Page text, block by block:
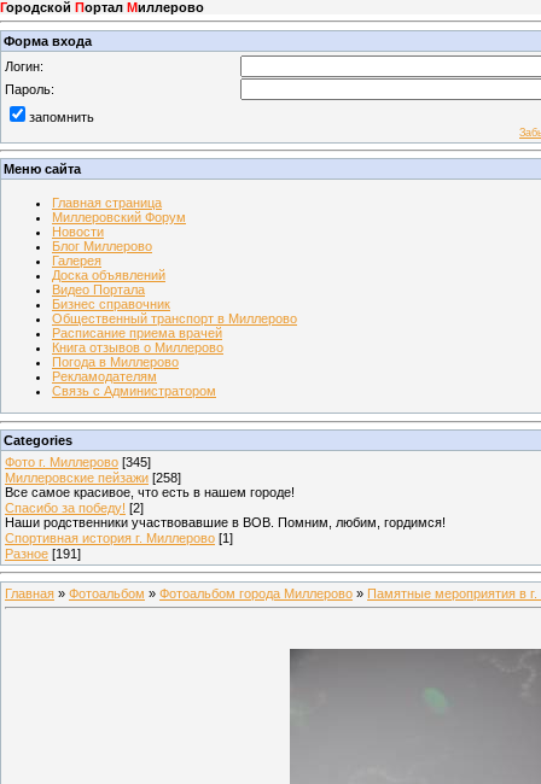
Городской Портал Миллерово
Форма входа
Логин:
Пароль:
запомнить
Меню сайта
Главная страница
Миллеровский Форум
Новости
Блог Миллерово
Галерея
Доска объявлений
Видео Портала
Бизнес справочник
Общественный транспорт в Миллерово
Расписание приема врачей
Книга отзывов о Миллерово
Погода в Миллерово
Рекламодателям
Связь с Администратором
Categories
Фото г. Миллерово [345]
Миллеровские пейзажи [258]
Все самое красивое, что есть в нашем городе!
Спасибо за победу! [2]
Наши родственники участвовавшие в ВОВ. Помним, любим, гордимся!
Спортивная история г. Миллерово [1]
Разное [191]
Главная » Фотоальбом » Фотоальбом города Миллерово » Памятные мероприятия в